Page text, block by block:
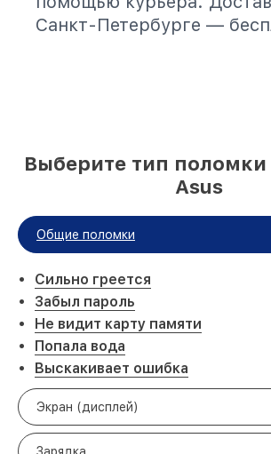
Санкт-Петербурге —
Выберите тип
Asus
Общие поломки
Сильно греется
Забыл пароль
Не видит карту памяти
Попала вода
Выскакивает ошибка
Экран (дисплей)